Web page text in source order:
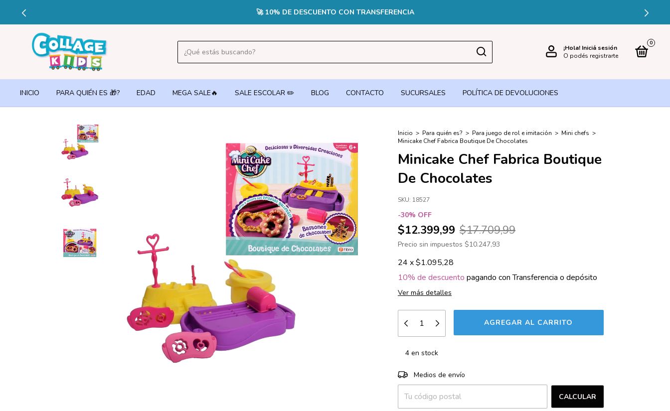
🔥3 CUOTAS SIN INTERÉS EN PEDIDOS +$70.000 CON TARJETA DE
¡Hola! Iniciá sesión
O podés registrarte
0
INICIO PARA QUIÉN ES 🎁? EDAD MEGA SALE🔥 SALE ESCOLAR ✏️ BLOG CONTACTO SUCURSALES POLÍTICA DE DEVOLUCIONES
Inicio > Para quién es? > Para juego de rol e imitación > Mini chefs >
Minicake Chef Fabrica Boutique De Chocolates
Minicake Chef Fabrica Boutique
De Chocolates
SKU: 18527
-30% OFF
$12.399,99 $17.709,99
Precio sin impuestos $10.247,93
24 x$1.095,28
10% de descuento pagando con Transferencia o depósito
Ver más detalles
4en stock
Entregas para el CP:
Medios de envío
CALCULAR